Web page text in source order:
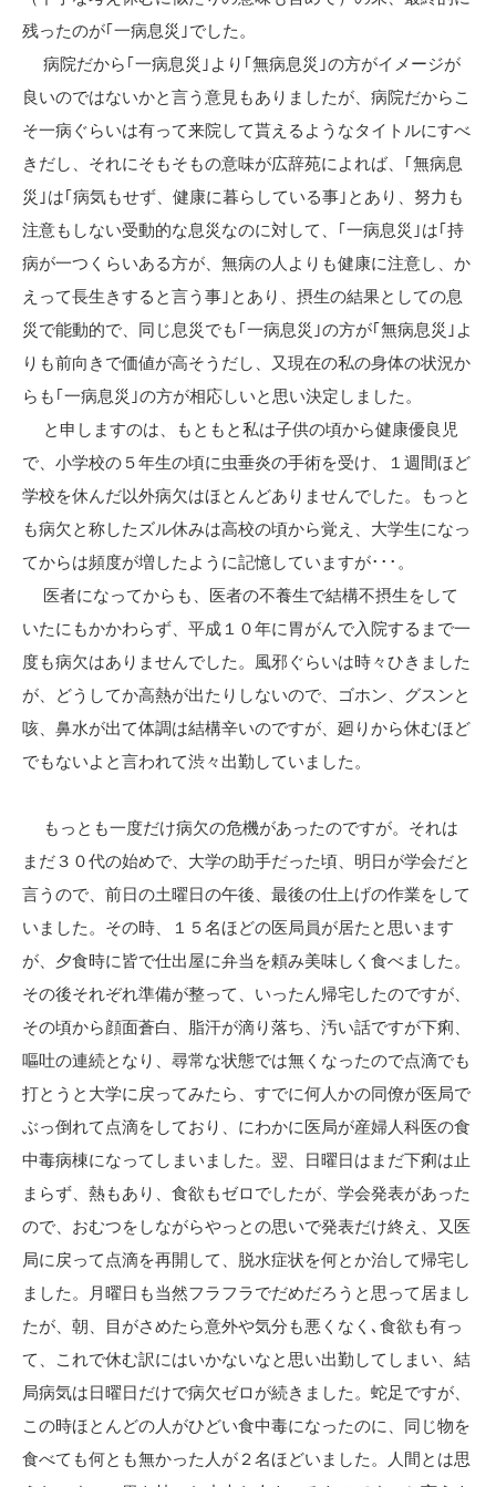
残ったのが｢一病息災｣でした。
病院だから｢一病息災｣より｢無病息災｣の方がイメージが
良いのではないかと言う意見もありましたが、病院だからこ
そ一病ぐらいは有って来院して貰えるようなタイトルにすべ
きだし、それにそもそもの意味が広辞苑によれば、｢無病息
災｣は｢病気もせず、健康に暮らしている事｣とあり、努力も
注意もしない受動的な息災なのに対して、｢一病息災｣は｢持
病が一つくらいある方が、無病の人よりも健康に注意し、か
えって長生きすると言う事｣とあり、摂生の結果としての息
災で能動的で、同じ息災でも｢一病息災｣の方が｢無病息災｣よ
りも前向きで価値が高そうだし、又現在の私の身体の状況か
らも｢一病息災｣の方が相応しいと思い決定しました。
と申しますのは、もともと私は子供の頃から健康優良児
で、小学校の５年生の頃に虫垂炎の手術を受け、１週間ほど
学校を休んだ以外病欠はほとんどありませんでした。もっと
も病欠と称したズル休みは高校の頃から覚え、大学生になっ
てからは頻度が増したように記憶していますが･･･。
医者になってからも、医者の不養生で結構不摂生をして
いたにもかかわらず、平成１０年に胃がんで入院するまで一
度も病欠はありませんでした。風邪ぐらいは時々ひきました
が、どうしてか高熱が出たりしないので、ゴホン、グスンと
咳、鼻水が出て体調は結構辛いのですが、廻りから休むほど
でもないよと言われて渋々出勤していました。
もっとも一度だけ病欠の危機があったのですが。それは
まだ３０代の始めで、大学の助手だった頃、明日が学会だと
言うので、前日の土曜日の午後、最後の仕上げの作業をして
いました。その時、１５名ほどの医局員が居たと思います
が、夕食時に皆で仕出屋に弁当を頼み美味しく食べました。
その後それぞれ準備が整って、いったん帰宅したのですが、
その頃から顔面蒼白、脂汗が滴り落ち、汚い話ですが下痢、
嘔吐の連続となり、尋常な状態では無くなったので点滴でも
打とうと大学に戻ってみたら、すでに何人かの同僚が医局で
ぶっ倒れて点滴をしており、にわかに医局が産婦人科医の食
中毒病棟になってしまいました。翌、日曜日はまだ下痢は止
まらず、熱もあり、食欲もゼロでしたが、学会発表があった
ので、おむつをしながらやっとの思いで発表だけ終え、又医
局に戻って点滴を再開して、脱水症状を何とか治して帰宅し
ました。月曜日も当然フラフラでだめだろうと思って居まし
たが、朝、目がさめたら意外や気分も悪くなく､食欲も有っ
て、これで休む訳にはいかないなと思い出勤してしまい、結
局病気は日曜日だけで病欠ゼロが続きました。蛇足ですが、
この時ほとんどの人がひどい食中毒になったのに、同じ物を
食べても何とも無かった人が２名ほどいました。人間とは思